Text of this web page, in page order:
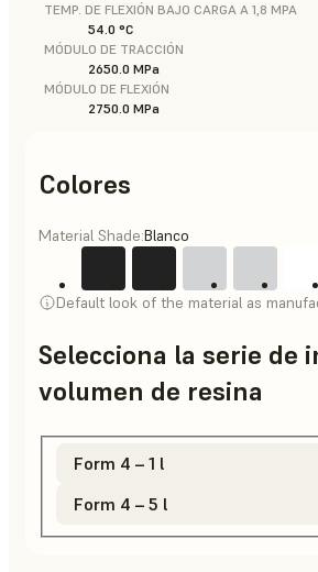
TEMP. DE FLEXIÓN BAJO CARGA A 1,8 MPA
54.0 °C
MÓDULO DE TRACCIÓN
2650.0 MPa
MÓDULO DE FLEXIÓN
2750.0 MPa
Colores
Material Shade:Blanco
Default look of the material as
Selecciona la serie de
volumen de resina
Form 4 – 1 l
Form 4 – 5 l